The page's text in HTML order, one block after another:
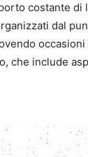
costante
dal
che include